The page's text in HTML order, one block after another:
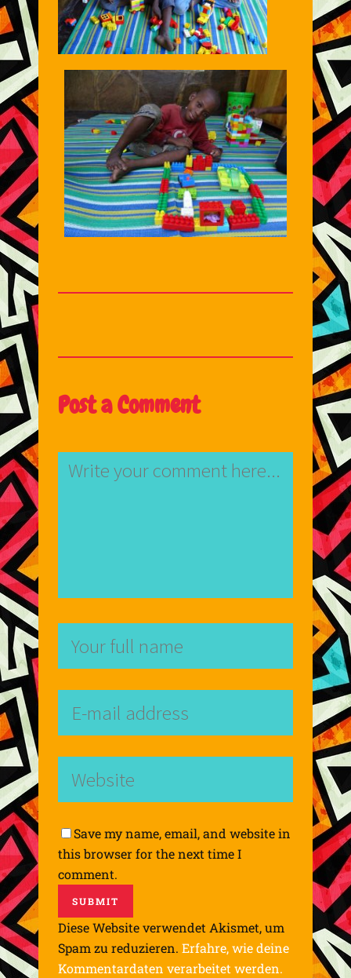
Post a Comment
Save my name, email, and website in
this browser for the next time I
comment.
Diese Website verwendet Akismet, um
Spam zu reduzieren. Erfahre, wie deine
Kommentardaten verarbeitet werden.